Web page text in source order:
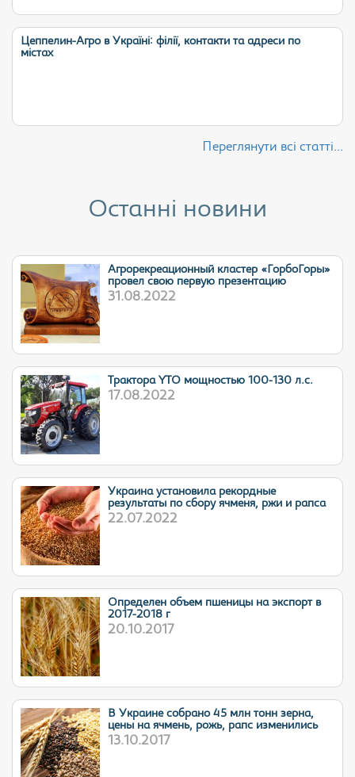
Цеппелин-Агро в Україні: філії, контакти та адреси по
містах
Переглянути всі статті...
Останні новини
Агрорекреационный кластер «ГорбоГоры»
провел свою первую презентацию
31.08.2022
Трактора YTO мощностью 100-130 л.с.
17.08.2022
Украина установила рекордные
результаты по сбору ячменя, ржи и рапса
22.07.2022
Определен объем пшеницы на экспорт в
2017-2018 г
20.10.2017
В Украине собрано 45 млн тонн зерна,
цены на ячмень, рожь, рапс изменились
13.10.2017